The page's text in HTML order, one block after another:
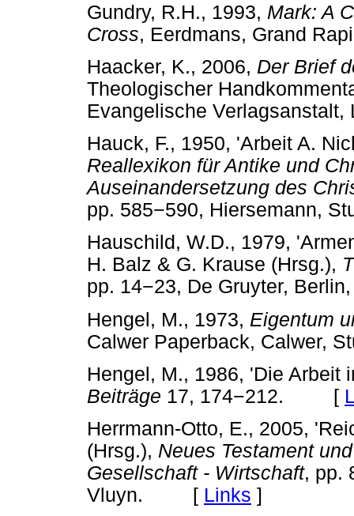
Gundry, R.H., 1993, Mark: A
Cross, Eerdmans, Grand
Haacker, K., 2006, Der Brief
Theologischer
Evangelische
Hauck, F., 1950, 'Arbeit A.
Reallexikon für Antike und
Auseinandersetzung des
pp. 585−590,
Hauschild, W.D., 1979,
H. Balz & G. Krause (Hrsg.),
pp. 14−23, De Gruyter,
Hengel, M., 1973, Eigentum
Calwer Paperback,
Hengel, M., 1986, 'Die Arbeit
Beiträge 17, 174−212. [
Herrmann-Otto, E., 2005,
(Hrsg.), Neues Testament
Gesellschaft - Wirtschaft, pp.
Vluyn. [ Links ]